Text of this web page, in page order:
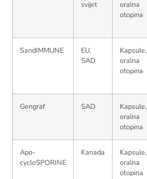
svijet
oralna
otopina
SandIMMUNE
EU,
SAD
Kapsule,
oralna
otopina
Gengraf SAD
Kapsule,
oralna
otopina
Apo-
cycloSPORINE
Kanada
Kapsule,
oralna
otopina